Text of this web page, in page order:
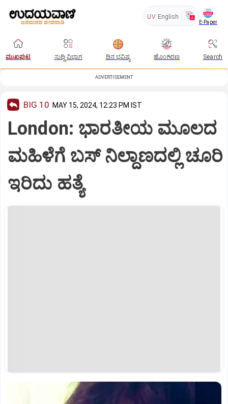
UV English
E-Paper
ಮುಖಪುಟ ಸುದ್ದಿ ವಿಭಾಗ ದಿನ ಭವಿಷ್ಯ ಹೊಂಗಿರಣ Search
ADVERTISEMENT
BIG 10 MAY 15, 2024, 12:23 PM IST
London: ಭಾರತೀಯ ಮೂಲದ
ಮಹಿಳೆಗೆ ಬಸ್‌ ನಿಲ್ದಾಣದಲ್ಲಿ ಚೂರಿ
ಇರಿದು ಹತ್ಯೆ